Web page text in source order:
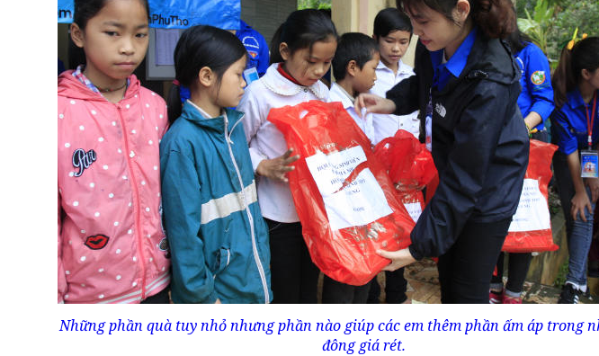
Những phần quà tuy nhỏ nhưng phần nào giúp các em thêm phần ấm áp trong
đông giá rét.